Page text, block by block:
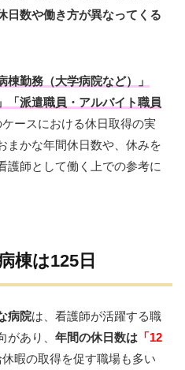
日数や働き方が異なってくる
棟勤務（大学病院など）」
「派遣職員・アルバイト職員
ースにおける休日取得の実
まかな年間休日数や、休みを
護師として働く上での参考に
棟は125日
病院は、看護師が活躍する職
あり、 年間の休日数は 「12
暇の取得を促す職場も多い